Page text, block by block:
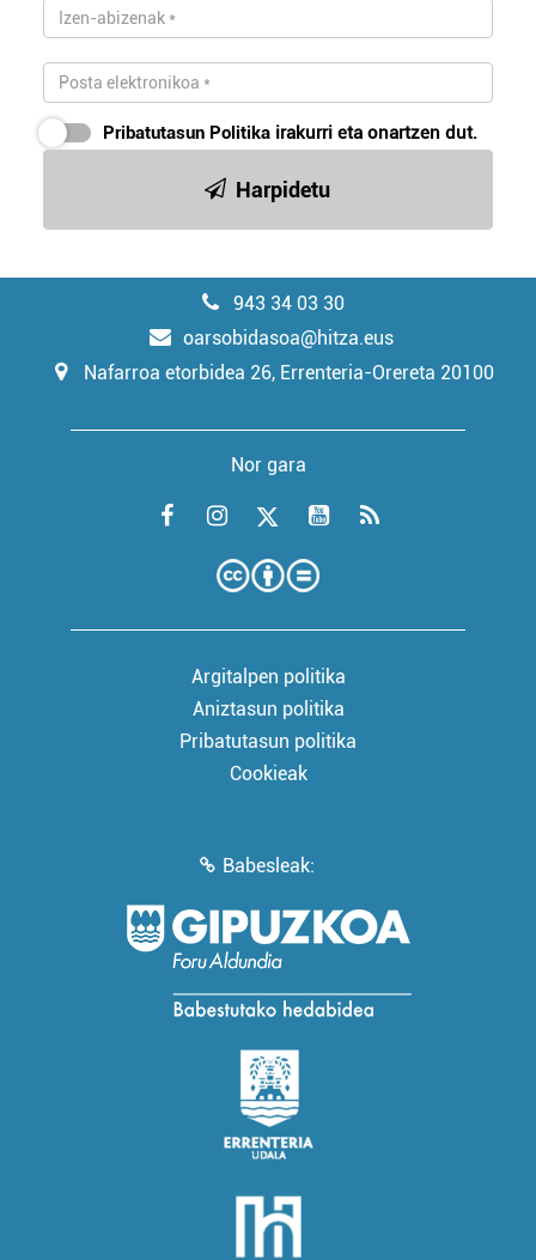
Pribatutasun Politika irakurri eta onartzen dut.
Harpidetu
943 34 03 30
oarsobidasoa@hitza.eus
Nafarroa etorbidea 26, Errenteria-Orereta 20100
Nor gara
Argitalpen politika
Aniztasun politika
Pribatutasun politika
Cookieak
Babesleak: